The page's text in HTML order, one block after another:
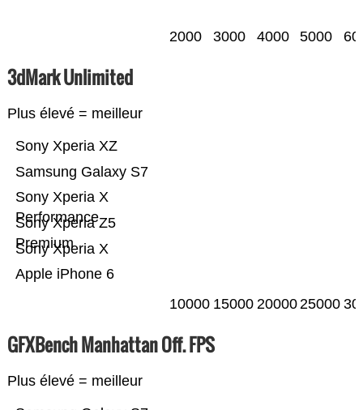
2000 3000 4000 5000
3dMark Unlimited
Plus élevé = meilleur
Apple iPhone 6
Sony Xperia X
Sony Xperia Z5
Premium
Sony Xperia X
Performance
Samsung Galaxy S7
Sony Xperia XZ
10000 15000 2000025000
GFXBench Manhattan Off. FPS
Plus élevé = meilleur